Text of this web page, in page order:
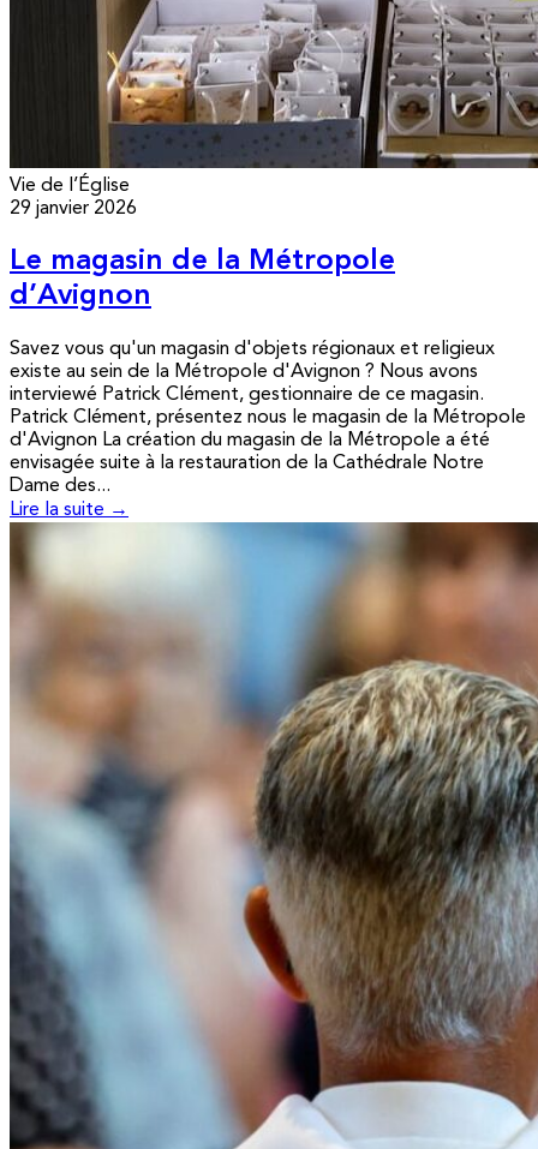
Vie de l’Église
29 janvier 2026
Le magasin de la Métropole
d’Avignon
Savez vous qu'un magasin d'objets régionaux et religieux
existe au sein de la Métropole d'Avignon ? Nous avons
interviewé Patrick Clément, gestionnaire de ce magasin.
Patrick Clément, présentez nous le magasin de la Métropole
d'Avignon La création du magasin de la Métropole a été
envisagée suite à la restauration de la Cathédrale Notre
Dame des...
Lire la suite →